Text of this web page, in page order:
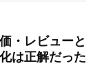
・レビューと
は正解だった